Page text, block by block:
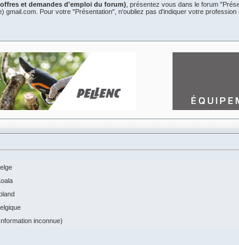
et demandes d'emploi du forum) , présentez vous dans le forum
gmail.com. Pour votre "Présentation", n'oubliez pas d'indiquer votre
inconnue)